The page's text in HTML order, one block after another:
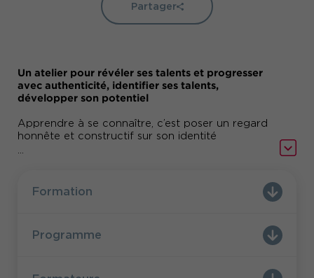
Un atelier pour révéler ses talents et progresser
avec authenticité, identifier ses talents,
développer son potentiel
Apprendre à se connaître, c’est poser un regard
honnête et constructif sur son identité
votre image, vos atouts et vos zones de
progression,à travers des outils pratiques, des
Au fil de cette formation immersive de deux
Prendre conscience de l’image que vous
Partager
Formation
Programme